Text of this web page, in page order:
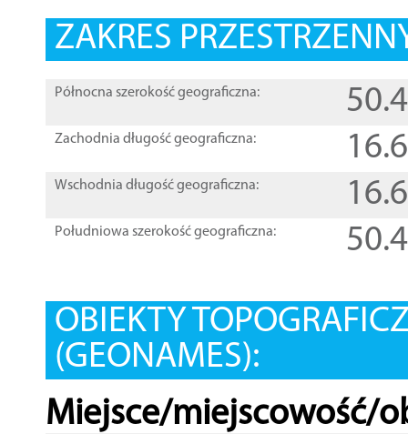
ZAKRES
Północna szerokość geograficzna:
Zachodnia długość geograficzna:
Wschodnia długość geograficzna:
Południowa szerokość geograficzna:
OBIEKTY
(GEONAMES):
Miejsce/miejscowość/